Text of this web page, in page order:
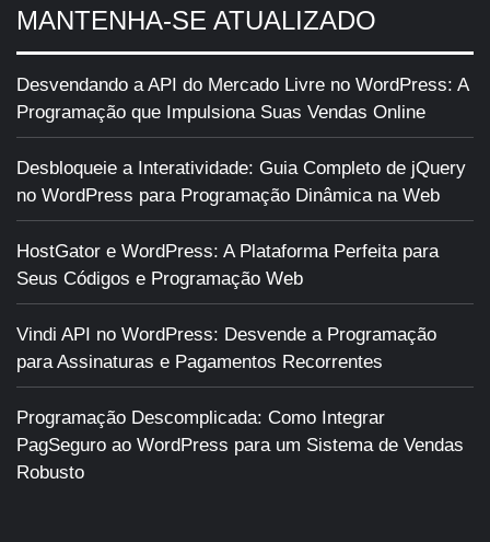
MANTENHA-SE ATUALIZADO
Desvendando a API do Mercado Livre no WordPress: A
Programação que Impulsiona Suas Vendas Online
Desbloqueie a Interatividade: Guia Completo de jQuery
no WordPress para Programação Dinâmica na Web
HostGator e WordPress: A Plataforma Perfeita para
Seus Códigos e Programação Web
Vindi API no WordPress: Desvende a Programação
para Assinaturas e Pagamentos Recorrentes
Programação Descomplicada: Como Integrar
PagSeguro ao WordPress para um Sistema de Vendas
Robusto